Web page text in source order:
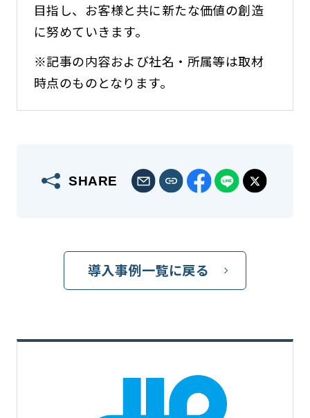
目指し、お客様と共に新たな価値の創造
に努めていきます。
※記事の内容および社名・所属等は取材
時点のものとなります。
SHARE
導入事例一覧に戻る